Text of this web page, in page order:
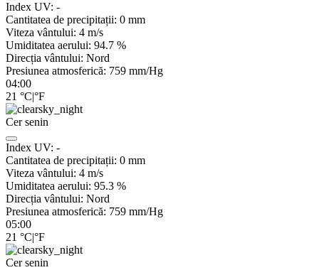
Index UV: -
Cantitatea de precipitații: 0 mm
Viteza vântului: 4 m/s
Umiditatea aerului: 94.7 %
Direcția vântului: Nord
Presiunea atmosferică: 759 mm/Hg
04:00
21 °C|°F
Cer senin
Index UV: -
Cantitatea de precipitații: 0 mm
Viteza vântului: 4 m/s
Umiditatea aerului: 95.3 %
Direcția vântului: Nord
Presiunea atmosferică: 759 mm/Hg
05:00
21 °C|°F
Cer senin